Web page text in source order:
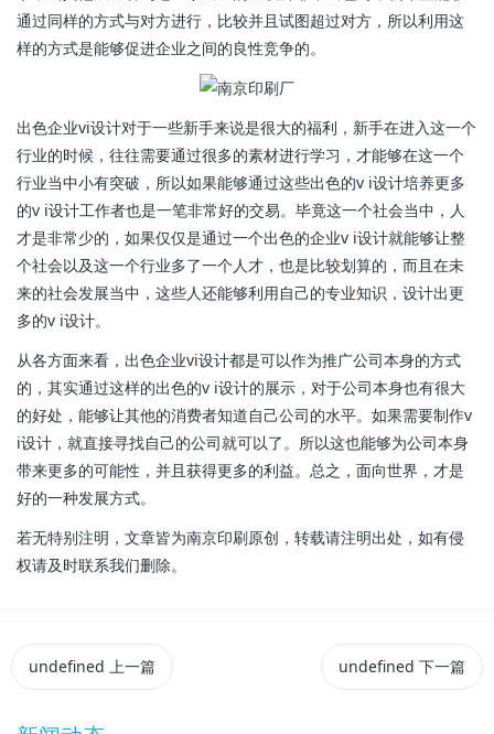
通过同样的方式与对方进行，比较并且试图超过对方，所以利用这
样的方式是能够促进企业之间的良性竞争的。
出色企业vi设计对于一些新手来说是很大的福利，新手在进入这一个
行业的时候，往往需要通过很多的素材进行学习，才能够在这一个
行业当中小有突破，所以如果能够通过这些出色的v i设计培养更多
的v i设计工作者也是一笔非常好的交易。毕竟这一个社会当中，人
才是非常少的，如果仅仅是通过一个出色的企业v i设计就能够让整
个社会以及这一个行业多了一个人才，也是比较划算的，而且在未
来的社会发展当中，这些人还能够利用自己的专业知识，设计出更
多的v i设计。
从各方面来看，出色企业vi设计都是可以作为推广公司本身的方式
的，其实通过这样的出色的v i设计的展示，对于公司本身也有很大
的好处，能够让其他的消费者知道自己公司的水平。如果需要制作v
i设计，就直接寻找自己的公司就可以了。所以这也能够为公司本身
带来更多的可能性，并且获得更多的利益。总之，面向世界，才是
好的一种发展方式。
若无特别注明，文章皆为南京印刷原创，转载请注明出处，如有侵
权请及时联系我们删除。
undefined 上一篇 undefined 下一篇